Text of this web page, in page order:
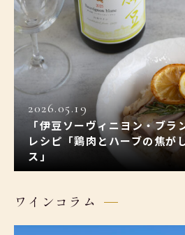
2026.05.19
「伊豆ソーヴィニヨン・ブ
レシピ「鶏肉とハーブの焦が
ス」
ワインコラム